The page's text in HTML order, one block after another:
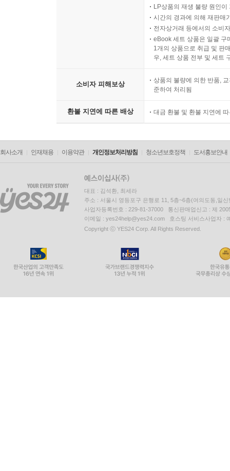
LP상품의 재생 불량 원인
시간의 경과에 의해 재판매
전자상거래 등에서의 소비
eBook 세트 상품은 일괄 구
1개의 상품으로 취급 및 판
우, 세트 상품 전부 및 세트
소비자 피해보상
상품의 불량에 의한 반품,
준하여 처리됨
환불 지연에 따른 배상 대금 환불 및 환불 지연에
회사소개 인재채용 이용약관 개인정보처리방침 청소년보호정책 도서홍보안내
대표 : 김석환, 최세라
주소 : 서울시 영등포구 은행로 11, 5층~6층(여의도동,일신
사업자등록번호 : 229-81-37000 통신판매업신고 : 제
이메일 : yes24help@yes24.com 호스팅 서비스사업자 :
Copyright ⓒ YES24 Corp. All Rights Reserved.